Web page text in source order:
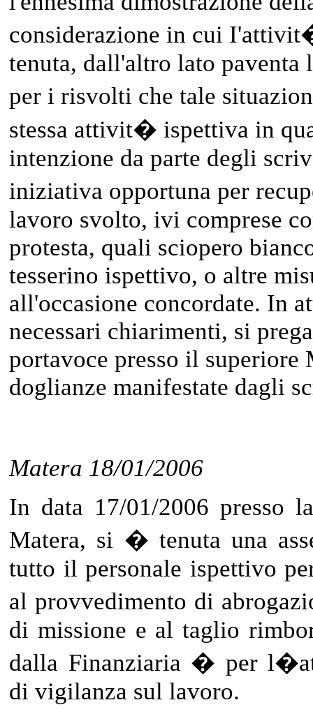
considerazione in cui
tenuta, dall'altro lato paventa
per i risvolti che tale
stessa attivit� ispettiva in
intenzione da parte degli
iniziativa opportuna per
lavoro svolto, ivi comprese
protesta, quali sciopero
tesserino ispettivo, o altre
all'occasione concordate. In
necessari chiarimenti, si
portavoce presso il superiore
doglianze manifestate dagli
Matera 18/01/2006
In data 17/01/2006 presso
Matera, si � tenuta una
tutto il personale ispettivo
al provvedimento di
di missione e al taglio
dalla Finanziaria � per
di vigilanza sul lavoro.